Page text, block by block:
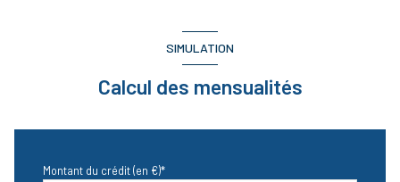
SIMULATION
Calcul des mensualités
Montant du crédit (en €)*